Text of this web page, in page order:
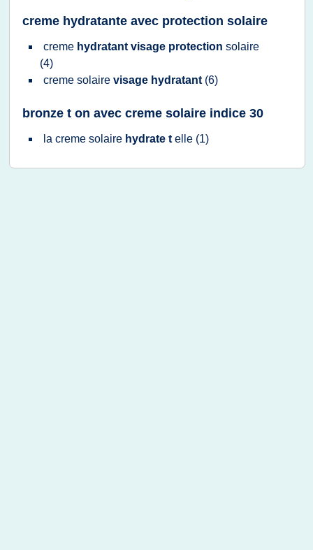
creme hydratante avec protection solaire
creme hydratant visage protection solaire
(4)
creme solaire visage hydratant (6)
bronze t on avec creme solaire indice 30
la creme solaire hydrate t elle (1)